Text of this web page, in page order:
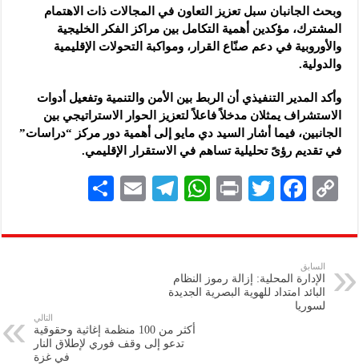
وبحث الجانبان سبل تعزيز التعاون في المجالات ذات الاهتمام
المشترك، مؤكدين أهمية التكامل بين مراكز الفكر الخليجية
والأوروبية في دعم صنّاع القرار، ومواكبة التحولات الإقليمية
والدولية.
وأكد المدير التنفيذي أن الربط بين الأمن والتنمية وتفعيل أدوات
الاستشراف يمثلان مدخلاً فاعلاً لتعزيز الحوار الاستراتيجي بين
الجانبين، فيما أشار السيد دي مايو إلى أهمية دور مركز “دراسات”
في تقديم رؤىً تحليلية تساهم في الاستقرار الإقليمي.
C
p
y
Li
n
F
eb
k
T
tt
P
nt
W
at
A
p
Te
gr
E
ai
ar
السابق
الإدارة المحلية: إزالة رموز النظام
البائد امتداد للهوية البصرية الجديدة
لسوريا
التالي
أكثر من 100 منظمة إغاثية وحقوقية
تدعو إلى وقف فوري لإطلاق النار
في غزة